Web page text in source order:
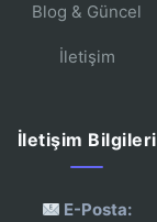
Blog & Güncel
İletişim
İletişim Bilgileri
E-Posta: